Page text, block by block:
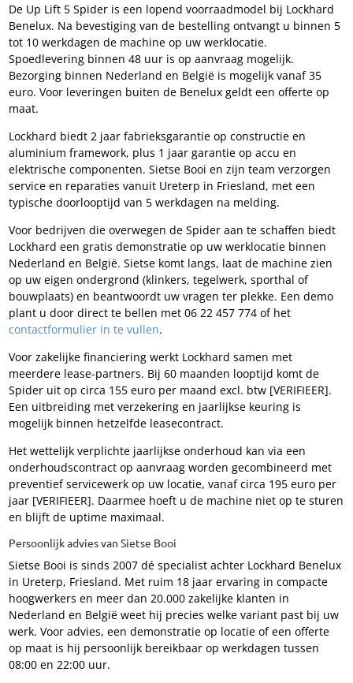
De Up Lift 5 Spider is een lopend voorraadmodel bij Lockhard
Benelux. Na bevestiging van de bestelling ontvangt u binnen 5
tot 10 werkdagen de machine op uw werklocatie.
Spoedlevering binnen 48 uur is op aanvraag mogelijk.
Bezorging binnen Nederland en België is mogelijk vanaf 35
euro. Voor leveringen buiten de Benelux geldt een offerte op
maat.
Lockhard biedt 2 jaar fabrieksgarantie op constructie en
aluminium framework, plus 1 jaar garantie op accu en
elektrische componenten. Sietse Booi en zijn team verzorgen
service en reparaties vanuit Ureterp in Friesland, met een
typische doorlooptijd van 5 werkdagen na melding.
Voor bedrijven die overwegen de Spider aan te schaffen biedt
Lockhard een gratis demonstratie op uw werklocatie binnen
Nederland en België. Sietse komt langs, laat de machine zien
op uw eigen ondergrond (klinkers, tegelwerk, sporthal of
bouwplaats) en beantwoordt uw vragen ter plekke. Een demo
plant u door direct te bellen met 06 22 457 774 of het
contactformulier in te vullen.
Voor zakelijke financiering werkt Lockhard samen met
meerdere lease-partners. Bij 60 maanden looptijd komt de
Spider uit op circa 155 euro per maand excl. btw [VERIFIEER].
Een uitbreiding met verzekering en jaarlijkse keuring is
mogelijk binnen hetzelfde leasecontract.
Het wettelijk verplichte jaarlijkse onderhoud kan via een
onderhoudscontract op aanvraag worden gecombineerd met
preventief servicewerk op uw locatie, vanaf circa 195 euro per
jaar [VERIFIEER]. Daarmee hoeft u de machine niet op te sturen
en blijft de uptime maximaal.
Persoonlijk advies van Sietse Booi
Sietse Booi is sinds 2007 dé specialist achter Lockhard Benelux
in Ureterp, Friesland. Met ruim 18 jaar ervaring in compacte
hoogwerkers en meer dan 20.000 zakelijke klanten in
Nederland en België weet hij precies welke variant past bij uw
werk. Voor advies, een demonstratie op locatie of een offerte
op maat is hij persoonlijk bereikbaar op werkdagen tussen
08:00 en 22:00 uur.